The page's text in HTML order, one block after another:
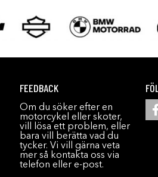
FEEDBACK
Om du söker efter en
motorcykel eller skoter,
vill lösa ett problem, eller
bara vill berätta vad du
tycker. Vi vill gärna veta
mer så kontakta oss via
telefon eller e-post.